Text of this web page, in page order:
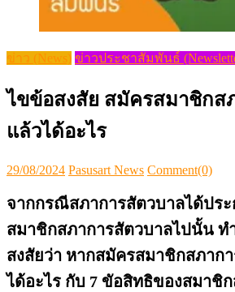
ข่าว (News) ข่าวประชาสัมพันธ์
ไขข้อสงสัย สมัครสมาชิกส
แล้วได้อะไร
Posted
29/08/2024 Author
Pasusart News Comment(0)
จากกรณีสภาการสัตวบาลได้ปร
สมาชิกสภาการสัตวบาลไปนั้น ท
สงสัยว่า หากสมัครสมาชิกสภาก
ได้อะไร กับ 7 ขัอสิทธิของสมาชิ